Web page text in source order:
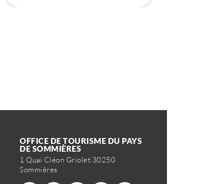
OFFICE DE TOURISME DU PAYS
DE SOMMIÈRES
1 Quai Cléon Griolet 30250
Sommières